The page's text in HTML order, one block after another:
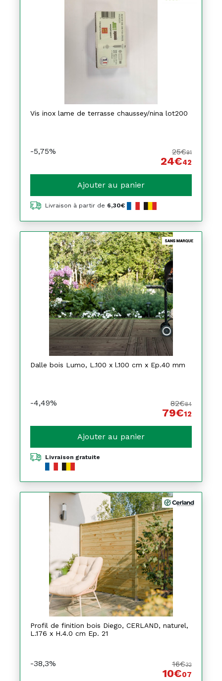
Vis inox lame de terrasse chaussey/nina lot200
-5,75% 25€91
24€42
Ajouter au panier
Livraison à partir de 6,30€
Dalle bois Lumo, L.100 x l.100 cm x Ep.40 mm
-4,49% 82€84
79€12
Ajouter au panier
Livraison gratuite
Profil de finition bois Diego, CERLAND, naturel,
L.176 x H.4.0 cm Ep. 21
-38,3% 16€32
10€07